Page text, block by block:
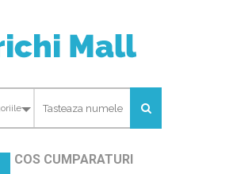
COS CUMPARATURI